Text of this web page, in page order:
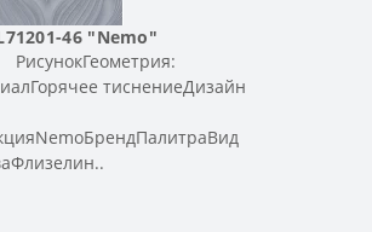
46 "Nemo"
тиснениеДизайн